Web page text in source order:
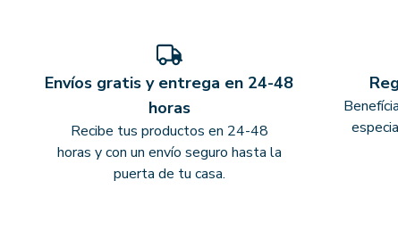
Envíos gratis y entrega en 24-48
horas
Recibe tus productos en 24-48
horas y con un envío seguro hasta la
puerta de tu casa.